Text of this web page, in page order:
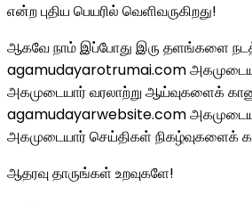
என்ற புதிய பெயரில் வெளிவருகிறது!
ஆகவே நாம் இப்போது இரு தளங்களை
agamudayarotrumai.com
அகமுடையார் வரலாற்று ஆய்வுகளைக்
agamudayarwebsite.com
அகமுடையார் செய்திகள்
ஆதரவு தாருங்கள் உறவுகளே!